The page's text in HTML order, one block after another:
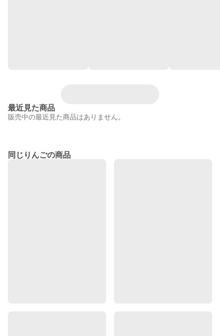
最近見た商品
販売中の最近見た商品はありません。
同じりんごの商品